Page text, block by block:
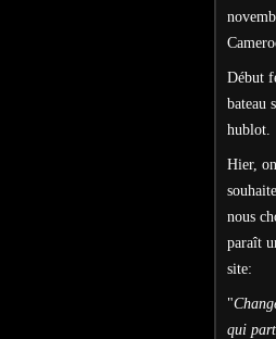
Début
bateau
hublot.
Hier,
nous
paraît
site:
"
qui